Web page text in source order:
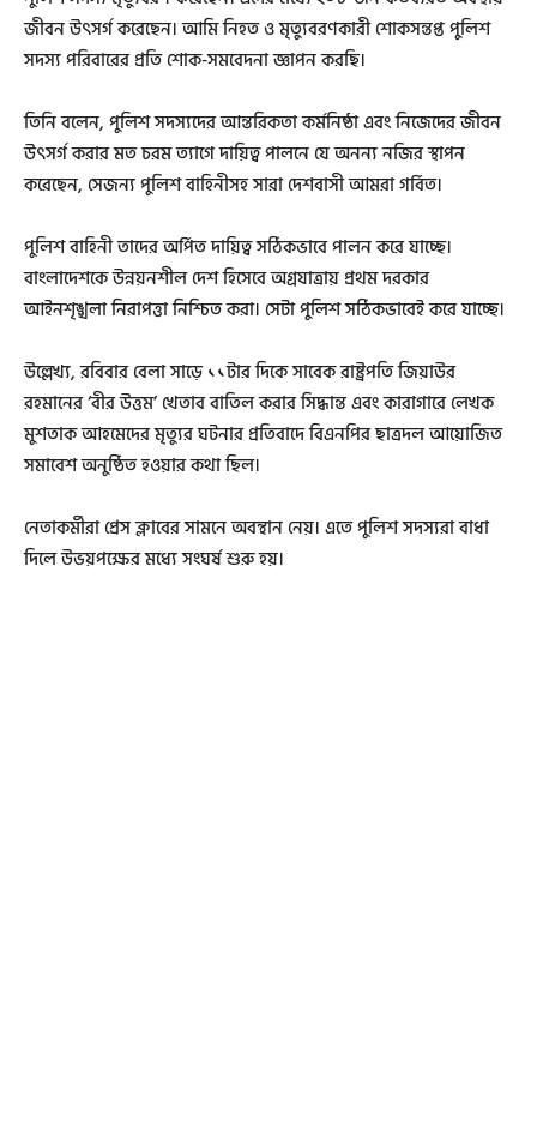
জীবন উৎসর্গ করেছেন। আমি নিহত ও মৃত্যুবরণকারী শোকসন্তপ্ত পুলিশ
সদস্য পরিবারের প্রতি শোক-সমবেদনা জ্ঞাপন করছি।
তিনি বলেন, পুলিশ সদস্যদের আন্তরিকতা কর্মনিষ্ঠা এবং নিজেদের জীবন
উৎসর্গ করার মত চরম ত্যাগে দায়িত্ব পালনে যে অনন্য নজির স্থাপন
করেছেন, সেজন্য পুলিশ বাহিনীসহ সারা দেশবাসী আমরা গর্বিত।
পুলিশ বাহিনী তাদের অর্পিত দায়িত্ব সঠিকভাবে পালন করে যাচ্ছে।
বাংলাদেশকে উন্নয়নশীল দেশ হিসেবে অগ্রযাত্রায় প্রথম দরকার
আইনশৃঙ্খলা নিরাপত্তা নিশ্চিত করা। সেটা পুলিশ সঠিকভাবেই করে যাচ্ছে।
উল্লেখ্য, রবিবার বেলা সাড়ে ১১টার দিকে সাবেক রাষ্ট্রপতি জিয়াউর
রহমানের ‘বীর উত্তম’ খেতাব বাতিল করার সিদ্ধান্ত এবং কারাগারে লেখক
মুশতাক আহমেদের মৃত্যুর ঘটনার প্রতিবাদে বিএনপির ছাত্রদল আয়োজিত
সমাবেশ অনুষ্ঠিত হওয়ার কথা ছিল।
নেতাকর্মীরা প্রেস ক্লাবের সামনে অবন্থান নেয়। এতে পুলিশ সদস্যরা বাধা
দিলে উভয়পক্ষের মধ্যে সংঘর্ষ শুরু হয়।